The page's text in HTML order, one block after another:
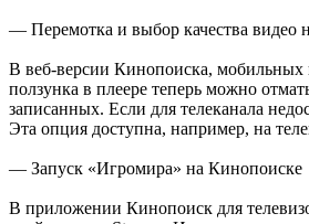
— Перемотка и выбор качества видео
В веб-версии Кинопоиска, мобильных
ползунка в плеере теперь можно
записанных. Если для телеканала
Эта опция доступна, например, на
— Запуск «Игромира» на Кинопоиске
В приложении Кинопоиск для